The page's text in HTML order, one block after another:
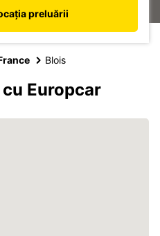
preluării
Blois
Europcar